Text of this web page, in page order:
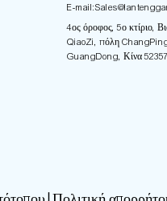
E-mail:
4ος όροφος, 5ο κτίριο,
QiaoZi, πόλη
GuangDong, Κίνα